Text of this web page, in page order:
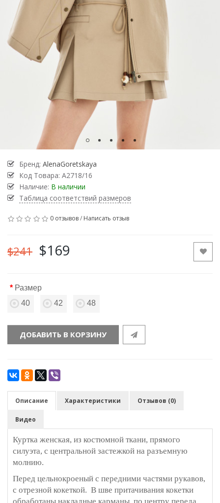
Бренд: AlenaGoretskaya
Код Товара: А2718/16
Наличие: В наличии
Таблица соответствий размеров
0 отзывов/ Написать отзыв
$241 $169
Размер
40
42 48
ДОБАВИТЬ В КОРЗИНУ
Описание Характеристики Отзывов (0)
Видео
Куртка женская, из костюмной ткани, прямого
силуэта, с центральной застежкой на разъемную
молнию.
Перед цельнокроеный с передними частями рукавов,
с отрезной кокеткой. В шве притачивания кокетки
обработаны накладные карманы, по центру переда